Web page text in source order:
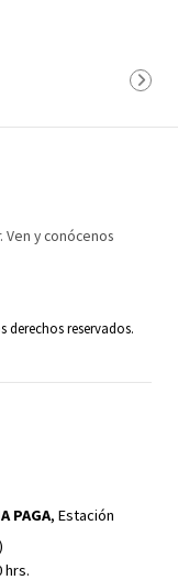
Ven y conócenos
derechos reservados.
PAGA, Estación
hrs.